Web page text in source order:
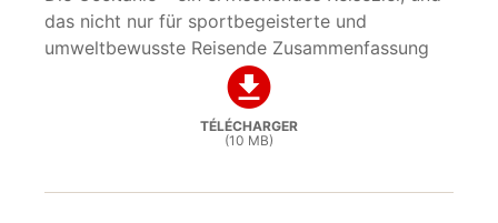
das nicht nur für sportbegeisterte und
umweltbewusste Reisende Zusammenfassung
TÉLÉCHARGER
(10 MB)